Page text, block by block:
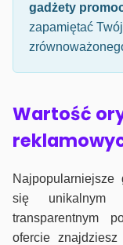
gadżety
zapamiętać
Wartość
się unikalnym
transparentnym
ofercie znajdziesz